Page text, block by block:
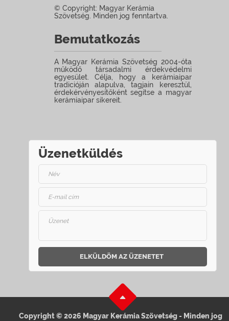
© Copyright: Magyar Kerámia
Szövetség. Minden jog fenntartva.
Bemutatkozás
A Magyar Kerámia Szövetség 2004-óta
működő társadalmi érdekvédelmi
egyesület. Célja, hogy a kerámiaipar
tradicióján alapulva, tagjain keresztül,
érdekérvényesítőként segítse a magyar
kerámiaipar sikereit.
Üzenetküldés
ELKÜLDÖM AZ ÜZENETET
Copyright © 2026 Magyar Kerámia Szövetség - Minden jog